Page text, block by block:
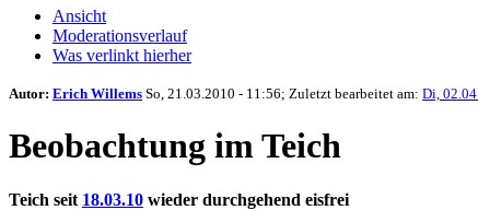
Ansicht
Moderationsverlauf
Was verlinkt hierher
Autor: Erich Willems So, 21.03.2010 - 11:56; Zuletzt bearbeitet am: Di,
Beobachtung im Teich
Teich seit 18.03.10 wieder durchgehend eisfrei